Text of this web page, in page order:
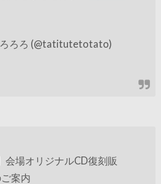
ろろ (@tatitutetotato)
会場オリジナルCD復刻販
案内